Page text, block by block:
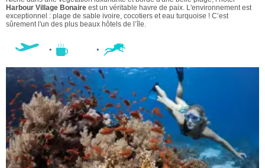
Harbour Village Bonaire est un véritable havre de paix. L'environnement est
exceptionnel : plage de sable ivoire, cocotiers et eau turquoise ! C’est
sûrement l'un des plus beaux hôtels de l’île.